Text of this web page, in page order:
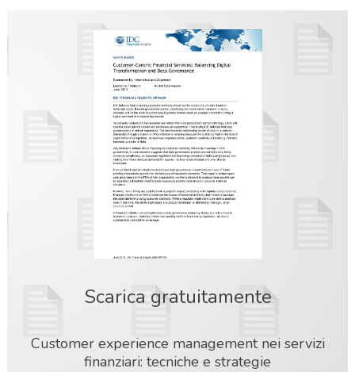
Scarica gratuitamente
Customer experience management nei servizi
finanziari: tecniche e strategie